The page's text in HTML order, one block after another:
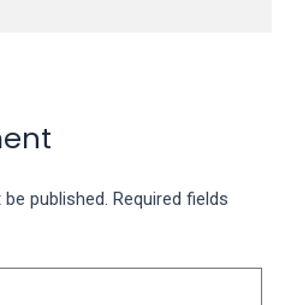
published. Required fields